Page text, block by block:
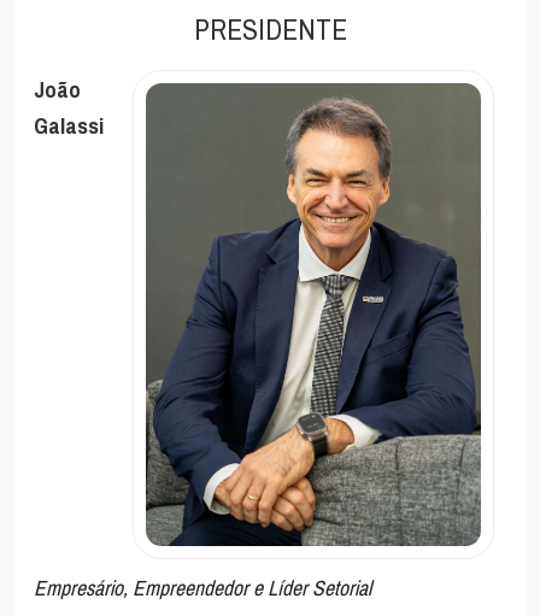
PRESIDENTE
João
Galassi
Empresário, Empreendedor e Líder Setorial